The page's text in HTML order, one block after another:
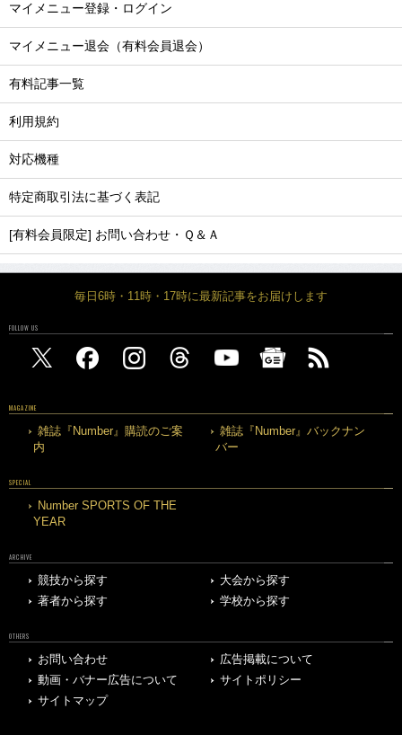
マイメニュー登録・ログイン
マイメニュー退会（有料会員退会）
有料記事一覧
利用規約
対応機種
特定商取引法に基づく表記
[有料会員限定] お問い合わせ・Ｑ＆Ａ
毎日6時・11時・17時に最新記事をお届けします
FOLLOW US
MAGAZINE
雑誌『Number』購読のご案
内
雑誌『Number』バックナン
バー
SPECIAL
Number SPORTS OF THE
YEAR
ARCHIVE
競技から探す
大会から探す
著者から探す
学校から探す
OTHERS
お問い合わせ
広告掲載について
動画・バナー広告について
サイトポリシー
サイトマップ